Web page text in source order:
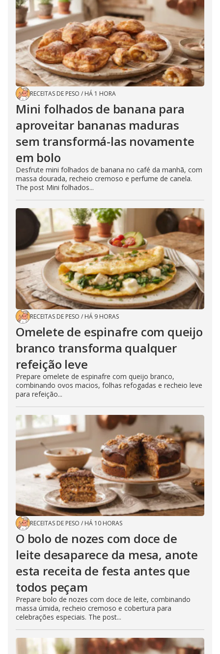
RECEITAS DE PESO / HÁ 1 HORA
Mini folhados de banana para
aproveitar bananas maduras
sem transformá-las novamente
em bolo
Desfrute mini folhados de banana no café da manhã, com
massa dourada, recheio cremoso e perfume de canela.
The post Mini folhados...
RECEITAS DE PESO / HÁ 9 HORAS
Omelete de espinafre com queijo
branco transforma qualquer
refeição leve
Prepare omelete de espinafre com queijo branco,
combinando ovos macios, folhas refogadas e recheio leve
para refeição...
RECEITAS DE PESO / HÁ 10 HORAS
O bolo de nozes com doce de
leite desaparece da mesa, anote
esta receita de festa antes que
todos peçam
Prepare bolo de nozes com doce de leite, combinando
massa úmida, recheio cremoso e cobertura para
celebrações especiais. The post...